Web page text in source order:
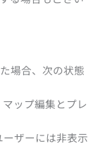
場合、次の状態
ップ編集とプレ
ザーには非表示